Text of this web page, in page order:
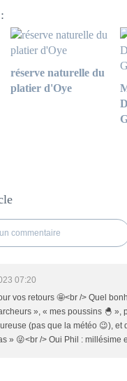
réserve naturelle du
platier d'Oye
commentaire
07:20
vos retours 🤩<br /> Quel
», « mes poussins 🐣
(pas que la météo 😉),
» 😜<br /> Oui Phil : millésime